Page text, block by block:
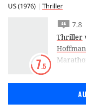
US(1976) | Thriller
7.5
7.8
Thriller
Hoffman
eines